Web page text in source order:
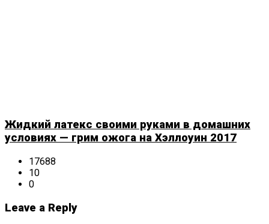
Жидкий латекс своими руками в домашних
условиях — грим ожога на Хэллоуин 2017
17688
10
0
Leave a Reply